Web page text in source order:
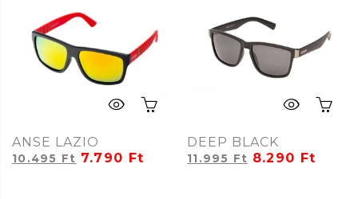
ANSE LAZIO
10.495 Ft 7.790 Ft
DEEP BLACK
11.995 Ft 8.290 Ft